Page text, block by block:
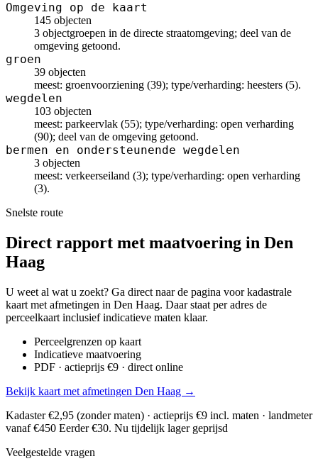
Omgeving op de kaart
145 objecten
3 objectgroepen in de directe straatomgeving; deel van de
omgeving getoond.
groen
39 objecten
meest: groenvoorziening (39); type/verharding: heesters (5).
wegdelen
103 objecten
meest: parkeervlak (55); type/verharding: open verharding
(90); deel van de omgeving getoond.
bermen en ondersteunende wegdelen
3 objecten
meest: verkeerseiland (3); type/verharding: open verharding
(3).
Snelste route
Direct rapport met maatvoering in Den
Haag
U weet al wat u zoekt? Ga direct naar de pagina voor kadastrale
kaart met afmetingen in Den Haag. Daar staat per adres de
perceelkaart inclusief indicatieve maten klaar.
Perceelgrenzen op kaart
Indicatieve maatvoering
PDF · actieprijs €9 · direct online
Bekijk kaart met afmetingen Den Haag →
Kadaster €2,95 (zonder maten) · actieprijs €9 incl. maten · landmeter
vanaf €450 Eerder €30. Nu tijdelijk lager geprijsd
Veelgestelde vragen